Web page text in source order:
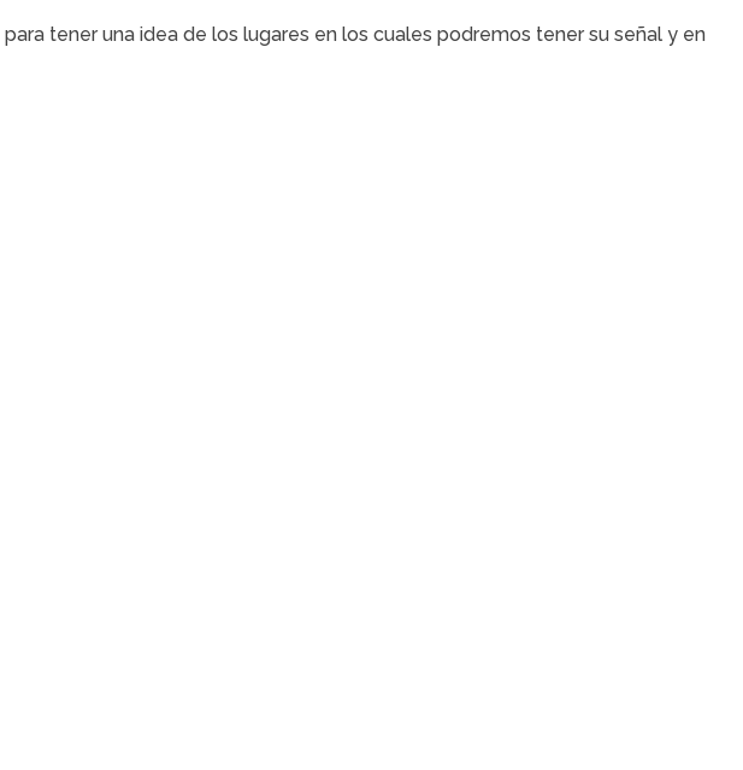
para tener una idea de los lugares en los cuales podremos tener su señal y en